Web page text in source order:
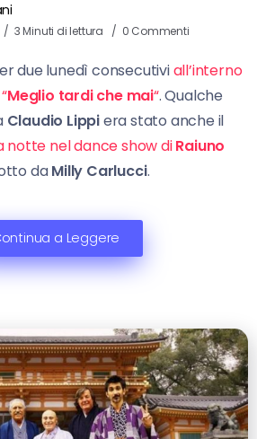
3 Minuti di lettura 0 Commenti
due lunedì consecutiviall’interno
Meglio tardi che mai“. Qualche
Claudio Lippiera stato anche il
notte nel dance show diRaiuno
daMilly Carlucci.
a Leggere